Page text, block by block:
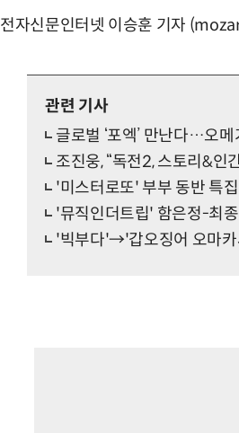
전자신문인터넷 이승훈 기자
관련 기사
글로벌 ‘포엑’ 만난다…오
조진웅, “독전2, 스토리&
'미스터로또' 부부 동반
'뮤직인더트립' 함은정-최
'빅부다'→'갑오징어 오마